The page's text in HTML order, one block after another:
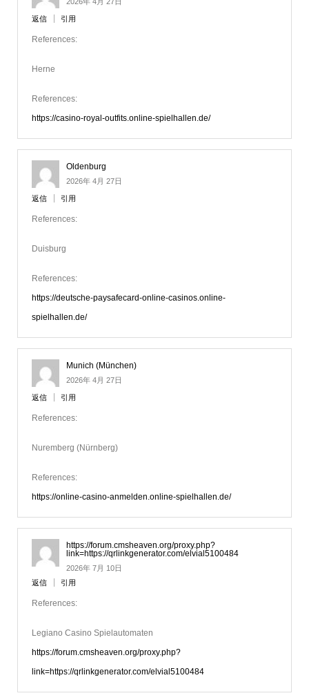
返信 引用
References:
Herne
References:
https://casino-royal-outfits.online-spielhallen.de/
Oldenburg
2026年 4月 27日
返信 引用
References:
Duisburg
References:
https://deutsche-paysafecard-online-casinos.online-
spielhallen.de/
Munich (München)
2026年 4月 27日
返信 引用
References:
Nuremberg (Nürnberg)
References:
https://online-casino-anmelden.online-spielhallen.de/
https://forum.cmsheaven.org/proxy.php?
link=https://qrlinkgenerator.com/elvial5100484
2026年 7月 10日
返信
引用
References:
Legiano Casino Spielautomaten
https://forum.cmsheaven.org/proxy.php?
link=https://qrlinkgenerator.com/elvial5100484